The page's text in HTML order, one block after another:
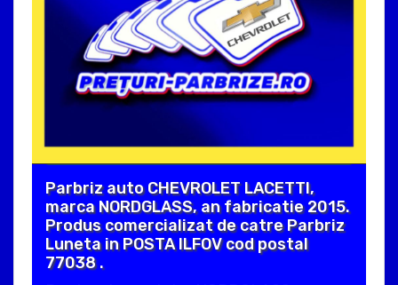
Parbriz auto CHEVROLET LACETTI,
marca NORDGLASS, an fabricatie 2015.
Produs comercializat de catre Parbriz
Luneta in POSTA ILFOV cod postal
77038 .